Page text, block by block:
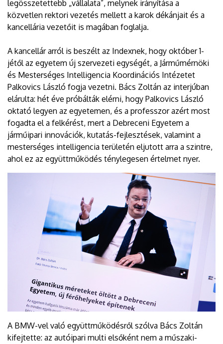
legösszetettebb „vállalata”, melynek irányítása a
közvetlen rektori vezetés mellett a karok dékánjait és a
kancellária vezetőit is magában foglalja.
A kancellár arról is beszélt az Indexnek, hogy október 1-
jétől az egyetem új szervezeti egységét, a Járműmérnöki
és Mesterséges Intelligencia Koordinációs Intézetet
Palkovics László fogja vezetni. Bács Zoltán az interjúban
elárulta: hét éve próbálták elérni, hogy Palkovics László
oktató legyen az egyetemen, és a professzor azért most
fogadta el a felkérést, mert a Debreceni Egyetem a
járműipari innovációk, kutatás-fejlesztések, valamint a
mesterséges intelligencia területén eljutott arra a szintre,
ahol ez az együttműködés ténylegesen értelmet nyer.
A BMW-vel való együttműködésről szólva Bács Zoltán
kifejtette: az autóipari multi elsőként nem a műszaki-